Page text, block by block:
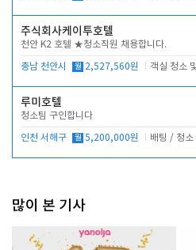
주식회사케이투호텔
천안 K2 호텔 ★청소직원 채용합니다.
충남 천안시 월 2,527,560원
루미호텔
청소팀 구인합니다
인천 서해구 월 5,200,000원 배팅 / 청소
많이 본 기사